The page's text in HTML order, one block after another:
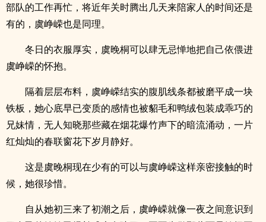
部队的工作再忙，将近年关时腾出几天来陪家人的时间还是
有的，虞峥嵘也是同理。
冬日的衣服厚实，虞晚桐可以肆无忌惮地把自己依偎进
虞峥嵘的怀抱。
隔着层层布料，虞峥嵘结实的腹肌线条都被磨平成一块
铁板，她心底早已变质的感情也被貂毛和鸭绒包装成乖巧的
兄妹情，无人知晓那些藏在烟花爆竹声下的暗流涌动，一片
红灿灿的春联窗花下岁月静好。
这是虞晚桐现在少有的可以与虞峥嵘这样亲密接触的时
候，她很珍惜。
自从她初三来了初潮之后，虞峥嵘就像一夜之间意识到